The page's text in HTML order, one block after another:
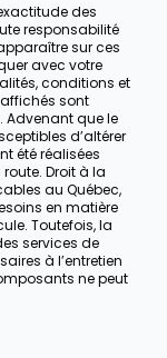
des
responsabilité
sur ces
avec votre
conditions et
sont
Advenant que le
d’altérer
été réalisées
Droit à la
au Québec,
en matière
Toutefois, la
services de
à l’entretien
ne peut